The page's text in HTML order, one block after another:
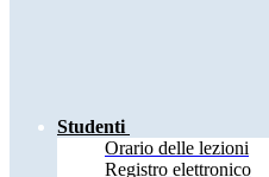
Studenti
Orario delle lezioni
Registro elettronico